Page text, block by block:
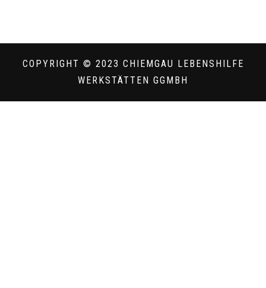
COPYRIGHT © 2023 CHIEMGAU LEBENSHILFE
WERKSTÄTTEN GGMBH